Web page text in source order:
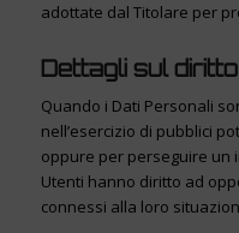
adottate dal Titolare per
Dettagli sul
Quando i Dati Personali
nell’esercizio di pubblici
oppure per perseguire un
Utenti hanno diritto ad
connessi alla loro